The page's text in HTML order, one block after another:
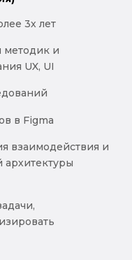
3х лет
методик и
UX, UI
в Figma
взаимодействия и